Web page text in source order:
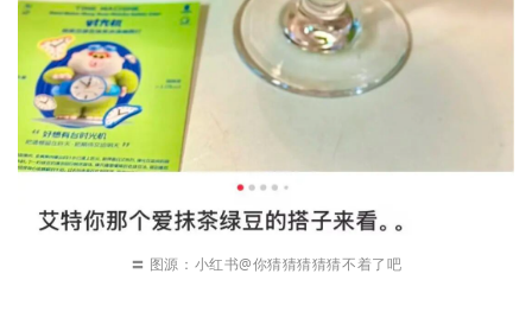
〓 图源：小红书@你猜猜猜猜猜不着了吧